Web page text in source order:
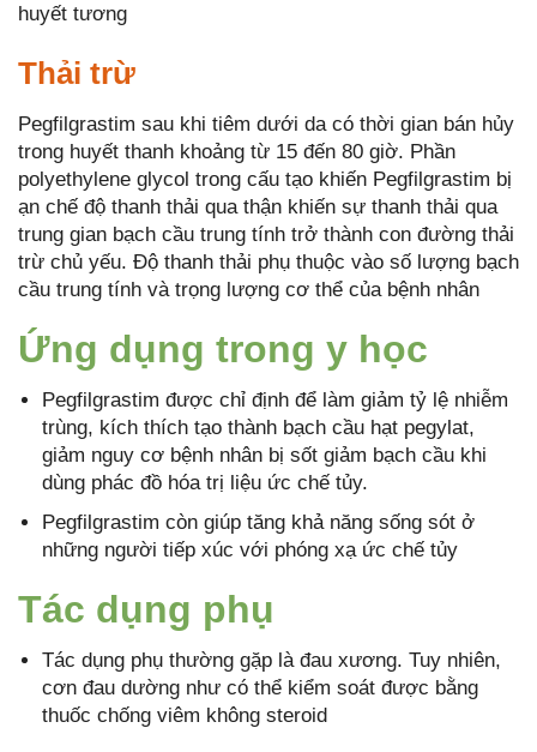
huyết tương
Thải trừ
Pegfilgrastim sau khi tiêm dưới da có thời gian bán hủy
trong huyết thanh khoảng từ 15 đến 80 giờ. Phần
polyethylene glycol trong cấu tạo khiến Pegfilgrastim bị
ạn chế độ thanh thải qua thận khiến sự thanh thải qua
trung gian bạch cầu trung tính trở thành con đường thải
trừ chủ yếu. Độ thanh thải phụ thuộc vào số lượng bạch
cầu trung tính và trọng lượng cơ thể của bệnh nhân
Ứng dụng trong y học
Pegfilgrastim được chỉ định để làm giảm tỷ lệ nhiễm
trùng, kích thích tạo thành bạch cầu hạt pegylat,
giảm nguy cơ bệnh nhân bị sốt giảm bạch cầu khi
dùng phác đồ hóa trị liệu ức chế tủy.
Pegfilgrastim còn giúp tăng khả năng sống sót ở
những người tiếp xúc với phóng xạ ức chế tủy
Tác dụng phụ
Tác dụng phụ thường gặp là đau xương. Tuy nhiên,
cơn đau dường như có thể kiểm soát được bằng
thuốc chống viêm không steroid